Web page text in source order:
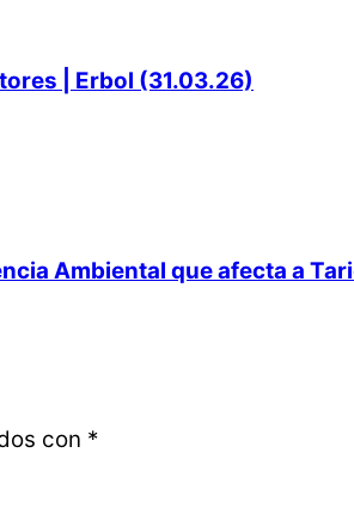
| Erbol (31.03.26)
Ambiental que afecta a
con *